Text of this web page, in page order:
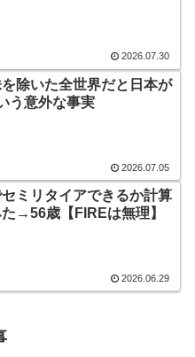
2026.07.30
除いた全世界だと日本が
う意外な事実
2026.07.05
ミリタイアできるか計算
た→56歳【FIREは無理】
2026.06.29